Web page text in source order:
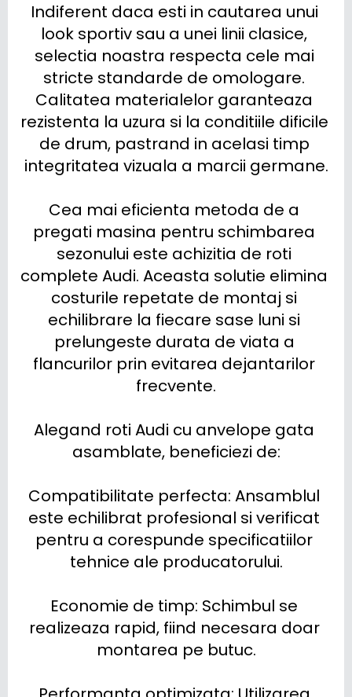
Indiferent daca esti in cautarea unui
look sportiv sau a unei linii clasice,
selectia noastra respecta cele mai
stricte standarde de omologare.
Calitatea materialelor garanteaza
rezistenta la uzura si la conditiile dificile
de drum, pastrand in acelasi timp
integritatea vizuala a marcii germane.
Cea mai eficienta metoda de a
pregati masina pentru schimbarea
sezonului este achizitia de roti
complete Audi. Aceasta solutie elimina
costurile repetate de montaj si
echilibrare la fiecare sase luni si
prelungeste durata de viata a
flancurilor prin evitarea dejantarilor
frecvente.
Alegand roti Audi cu anvelope gata
asamblate, beneficiezi de:
Compatibilitate perfecta: Ansamblul
este echilibrat profesional si verificat
pentru a corespunde specificatiilor
tehnice ale producatorului.
Economie de timp: Schimbul se
realizeaza rapid, fiind necesara doar
montarea pe butuc.